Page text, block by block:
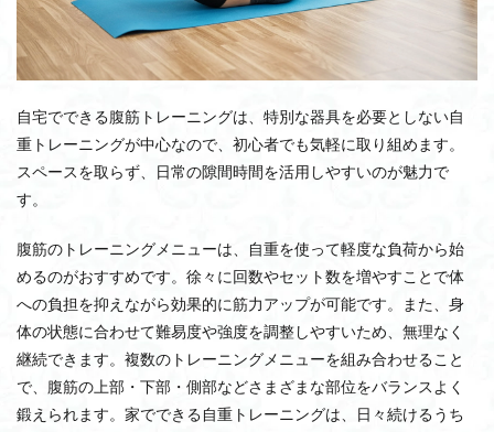
自宅でできる腹筋トレーニングは、特別な器具を必要としない自
重トレーニングが中心なので、初心者でも気軽に取り組めます。
スペースを取らず、日常の隙間時間を活用しやすいのが魅力で
す。
腹筋のトレーニングメニューは、自重を使って軽度な負荷から始
めるのがおすすめです。徐々に回数やセット数を増やすことで体
への負担を抑えながら効果的に筋力アップが可能です。また、身
体の状態に合わせて難易度や強度を調整しやすいため、無理なく
継続できます。複数のトレーニングメニューを組み合わせること
で、腹筋の上部・下部・側部などさまざまな部位をバランスよく
鍛えられます。家でできる自重トレーニングは、日々続けるうち